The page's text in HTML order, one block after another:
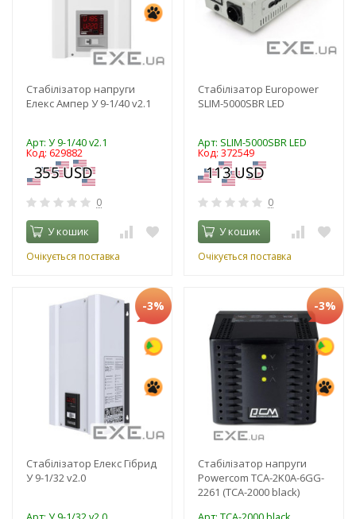
Стабілізатор напруги
Елекс Ампер У 9-1/40 v2.1
Арт: У 9-1/40 v2.1
Код: 629882
0
У кошик
Очікується поставка
Стабілізатор Europower
SLIM-5000SBR LED
Арт: SLIM-5000SBR LED
Код: 372549
0
У кошик
Очікується поставка
-3%
Стабілізатор Елекс Гібрид
У 9-1/32 v2.0
-3%
Стабілізатор напруги
Powercom TCA-2K0A-6GG-
2261 (TCA-2000 black)